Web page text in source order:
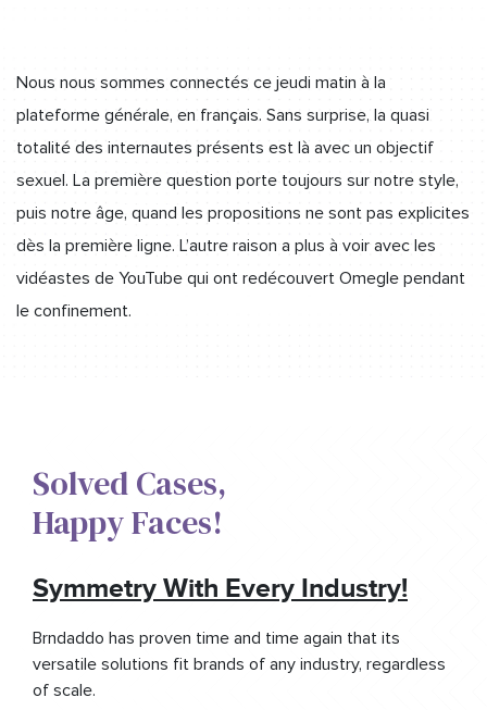
Nous nous sommes connectés ce jeudi matin à la
plateforme générale, en français. Sans surprise, la quasi
totalité des internautes présents est là avec un objectif
sexuel. La première question porte toujours sur notre style,
puis notre âge, quand les propositions ne sont pas explicites
dès la première ligne. L’autre raison a plus à voir avec les
vidéastes de YouTube qui ont redécouvert Omegle pendant
le confinement.
Solved Cases,​
Happy Faces!​
Symmetry With Every Industry!
Brndaddo has proven time and time again that its
versatile solutions fit brands of any industry, regardless
of scale.